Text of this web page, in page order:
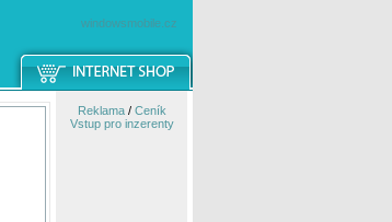
windowsmobile.cz
Reklama/ Ceník
Vstup pro inzerenty